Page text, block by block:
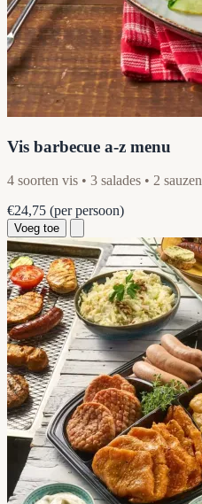
Vis barbecue a-z menu
4 soorten vis • 3 salades • 2 sauzen
€24,75 (per persoon)
Voeg toe